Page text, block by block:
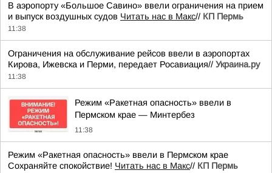
В аэропорту «Большое Савино» ввели ограничения на прием
и выпуск воздушных судов Читать нас в Макс// КП Пермь
11:38
Ограничения на обслуживание рейсов ввели в аэропортах
Кирова, Ижевска и Перми, передает Росавиация// Украина.ру
11:38
Режим «Ракетная опасность» ввели в
Пермском крае — Минтербез
11:38
Режим «Ракетная опасность» ввели в Пермском крае
Сохраняйте спокойствие! Читать нас в Макс// КП Пермь